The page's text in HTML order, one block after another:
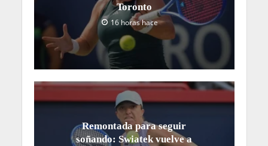
Toronto
16 horas hace
Remontada para seguir
soñando: Swiatek vuelve a